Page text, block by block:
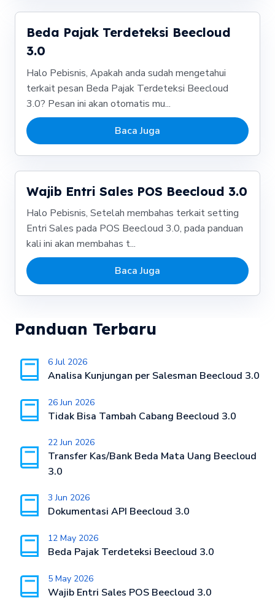
Beda Pajak Terdeteksi Beecloud
3.0
Halo Pebisnis, Apakah anda sudah mengetahui
terkait pesan Beda Pajak Terdeteksi Beecloud
3.0? Pesan ini akan otomatis mu...
Baca Juga
Wajib Entri Sales POS Beecloud 3.0
Halo Pebisnis, Setelah membahas terkait setting
Entri Sales pada POS Beecloud 3.0, pada panduan
kali ini akan membahas t...
Baca Juga
Panduan Terbaru
6 Jul 2026
Analisa Kunjungan per Salesman Beecloud 3.0
26 Jun 2026
Tidak Bisa Tambah Cabang Beecloud 3.0
22 Jun 2026
Transfer Kas/Bank Beda Mata Uang Beecloud
3.0
3 Jun 2026
Dokumentasi API Beecloud 3.0
12 May 2026
Beda Pajak Terdeteksi Beecloud 3.0
5 May 2026
Wajib Entri Sales POS Beecloud 3.0